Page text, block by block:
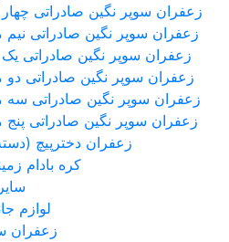
زعفران سوپر نگین صادراتی
زعفران سوپر نگین صادراتی نیم
زعفران سوپر نگین صادراتی یک
زعفران سوپر نگین صادراتی دو
زعفران سوپر نگین صادراتی سه
زعفران سوپر نگین صادراتی پنج
زعفران دخترپیچ
کره بادام
لوازم
زعفران